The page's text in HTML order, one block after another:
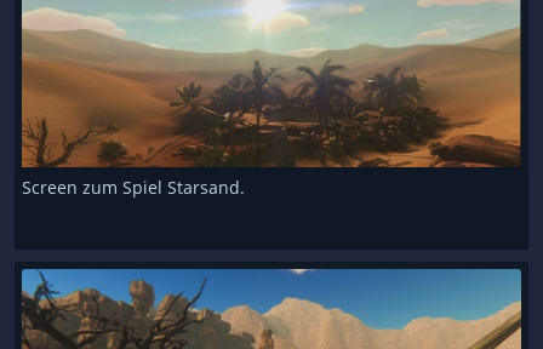
Screen zum Spiel Starsand.